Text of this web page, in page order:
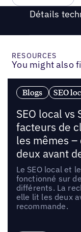
Détails
RESOURCES
You might also
Blogs SEO
SEO local vs
facteurs de
les mêmes
deux avant
Le SEO local et
fonctionné sur
différents. La
elle lit les deux
recommande.